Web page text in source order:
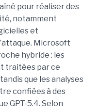
pour réaliser des
notamment
et
Microsoft
hybride : les
traitées par ce
que les analyses
confiées à des
GPT-5.4. Selon